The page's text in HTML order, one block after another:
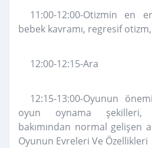
11:00-12:00-Otizmin en
bebek kavramı, regresif
12:00-12:15-Ara
12:15-13:00-Oyunun
oyun oynama şekilleri,
bakımından normal gelişen
Oyunun Evreleri Ve Özellikleri